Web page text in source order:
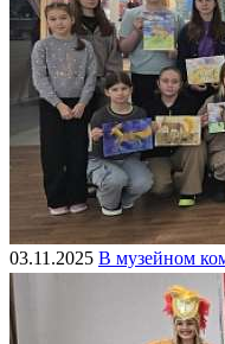
03.11.2025 В музейном